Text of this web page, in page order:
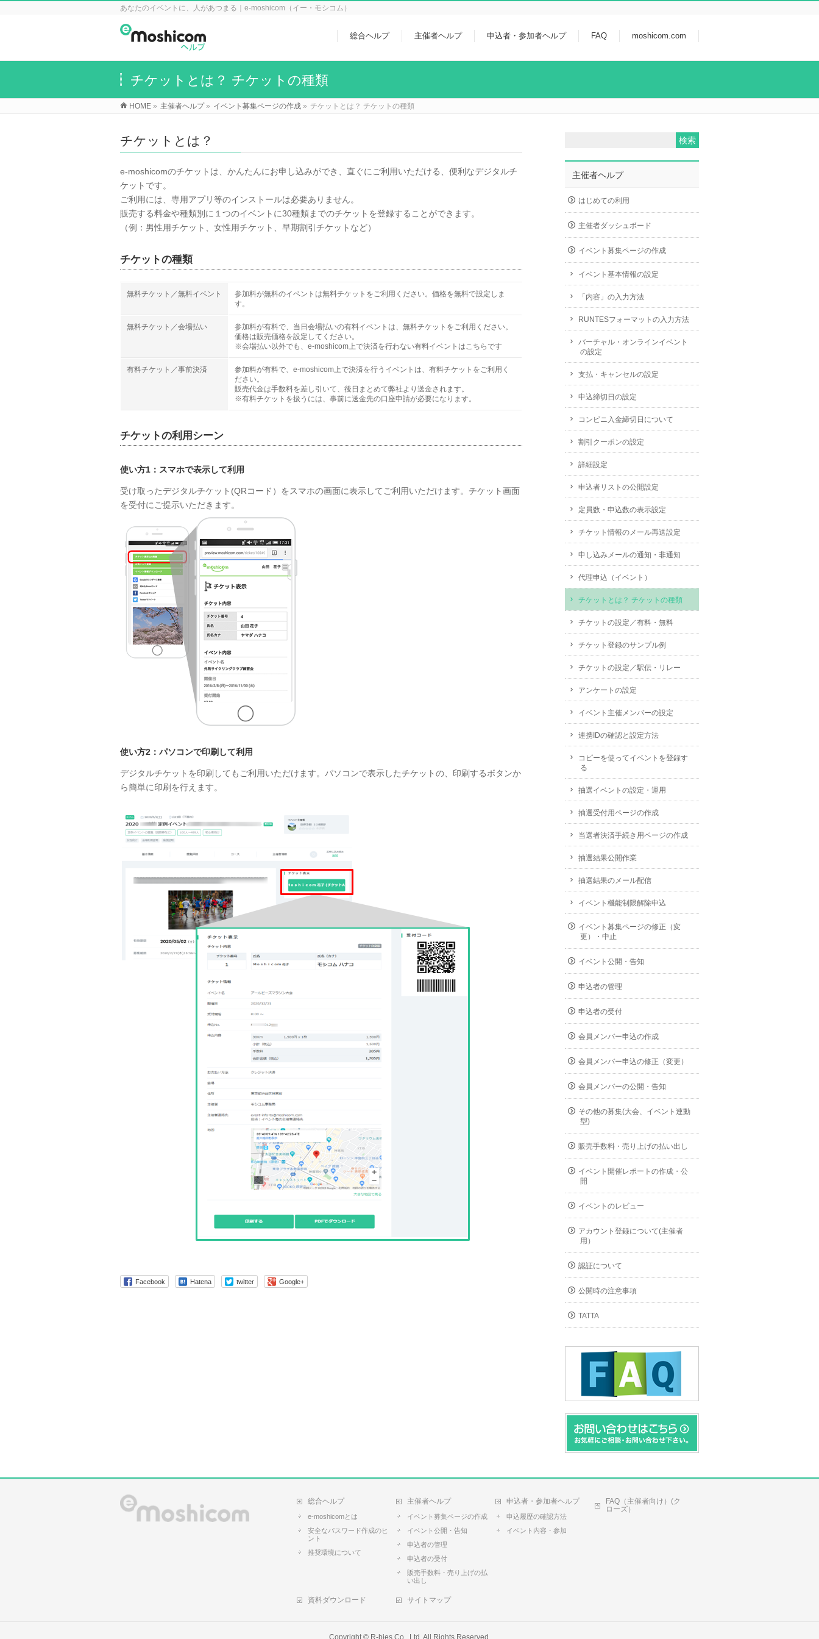
あなたのイベントに、人があつまる｜e-moshicom（イー・モシコム）
総合ヘルプ 主催者ヘルプ 申込者・参加者ヘルプ FAQ moshicom.com
チケットとは？ チケットの種類
HOME » 主催者ヘルプ» イベント募集ページの作成 » チケットとは？ チケットの種類
チケットとは？
e-moshicomのチケットは、かんたんにお申し込みができ、直ぐにご利用いただける、便利なデジタルチ
ケットです。
ご利用には、専用アプリ等のインストールは必要ありません。
販売する料金や種類別に１つのイベントに30種類までのチケットを登録することができます。
（例：男性用チケット、女性用チケット、早期割引チケットなど）
チケットの種類
無料チケット／無料イベント
参加料が無料のイベントは無料チケットをご利用ください。価格を無料で設定しま
す。
無料チケット／会場払い
参加料が有料で、当日会場払いの有料イベントは、無料チケットをご利用ください。
価格は販売価格を設定してください。
※会場払い以外でも、e-moshicom上で決済を行わない有料イベントはこちらです
有料チケット／事前決済
参加料が有料で、e-moshicom上で決済を行うイベントは、有料チケットをご利用く
ださい。
販売代金は手数料を差し引いて、後日まとめて弊社より送金されます。
※有料チケットを扱うには、事前に送金先の口座申請が必要になります。
チケットの利用シーン
使い方1：スマホで表示して利用
受け取ったデジタルチケット(QRコード）をスマホの画面に表示してご利用いただけます。チケット画面
を受付にご提示いただきます。
使い方2：パソコンで印刷して利用
デジタルチケットを印刷してもご利用いただけます。パソコンで表示したチケットの、印刷するボタンか
ら簡単に印刷を行えます。
Facebook Hatena twitter Google+
主催者ヘルプ
はじめての利用
主催者ダッシュボード
イベント募集ページの作成
イベント基本情報の設定
「内容」の入力方法
RUNTESフォーマットの入力方法
バーチャル・オンラインイベント
の設定
支払・キャンセルの設定
申込締切日の設定
コンビニ入金締切日について
割引クーポンの設定
詳細設定
申込者リストの公開設定
定員数・申込数の表示設定
チケット情報のメール再送設定
申し込みメールの通知・非通知
代理申込（イベント）
チケットとは？ チケットの種類
チケットの設定／有料・無料
チケット登録のサンプル例
チケットの設定／駅伝・リレー
アンケートの設定
イベント主催メンバーの設定
連携IDの確認と設定方法
コピーを使ってイベントを登録す
る
抽選イベントの設定・運用
抽選受付用ページの作成
当選者決済手続き用ページの作成
抽選結果公開作業
抽選結果のメール配信
イベント機能制限解除申込
イベント募集ページの修正（変
更）・中止
イベント公開・告知
申込者の管理
申込者の受付
会員メンバー申込の作成
会員メンバー申込の修正（変更）
会員メンバーの公開・告知
その他の募集(大会、イベント連動
型)
販売手数料・売り上げの払い出し
イベント開催レポートの作成・公
開
イベントのレビュー
アカウント登録について(主催者
用）
認証について
公開時の注意事項
TATTA
総合ヘルプ
e-moshicomとは
安全なパスワード作成のヒ
ント
推奨環境について
主催者ヘルプ
イベント募集ページの作成
イベント公開・告知
申込者の管理
申込者の受付
販売手数料・売り上げの払
い出し
申込者・参加者ヘルプ
申込履歴の確認方法
イベント内容・参加
FAQ（主催者向け）(ク
ローズ）
資料ダウンロード サイトマップ
Copyright © R-bies Co., Ltd. All Rights Reserved.